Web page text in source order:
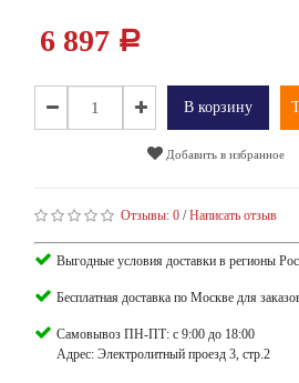
6 897 Р
В корзину
Добавить в избранное
Отзывы:0 /Написать отзыв
Выгодные условия доставки в регионы
Бесплатная доставка по Москве для
Самовывоз ПН-ПТ: с 9:00 до 18:00
Адрес: Электролитный проезд 3, стр.2